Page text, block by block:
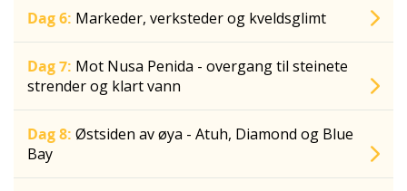
Dag 6: Markeder, verksteder og kveldsglimt
Dag 7: Mot Nusa Penida - overgang til steinete
strender og klart vann
Dag 8: Østsiden av øya - Atuh, Diamond og Blue
Bay